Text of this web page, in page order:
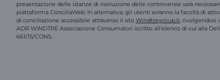
presentazione delle istanze di risoluzione delle controversie sarà
piattaforma ConciliaWeb. In alternativa, gli utenti avranno la facoltà di
di conciliazione accessibile attraverso il sito Windtregroup.it, rivolgendosi
ADR WINDTRE Associazione Consumatori iscritto all'elenco di cui alla
661/15/CONS.